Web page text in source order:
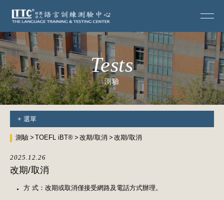
Tests
測驗
+ 選單
測驗 TOEFL iBT® 改期/取消 改期/取消
2025.12.26
改期/取消
方 式：改期或取消僅接受網路及電話方式辦理。